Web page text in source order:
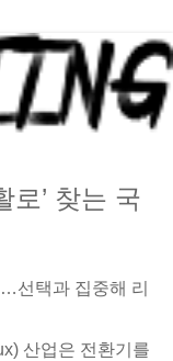
로’ 찾는 국
선택과 집중해 리
산업은 전환기를